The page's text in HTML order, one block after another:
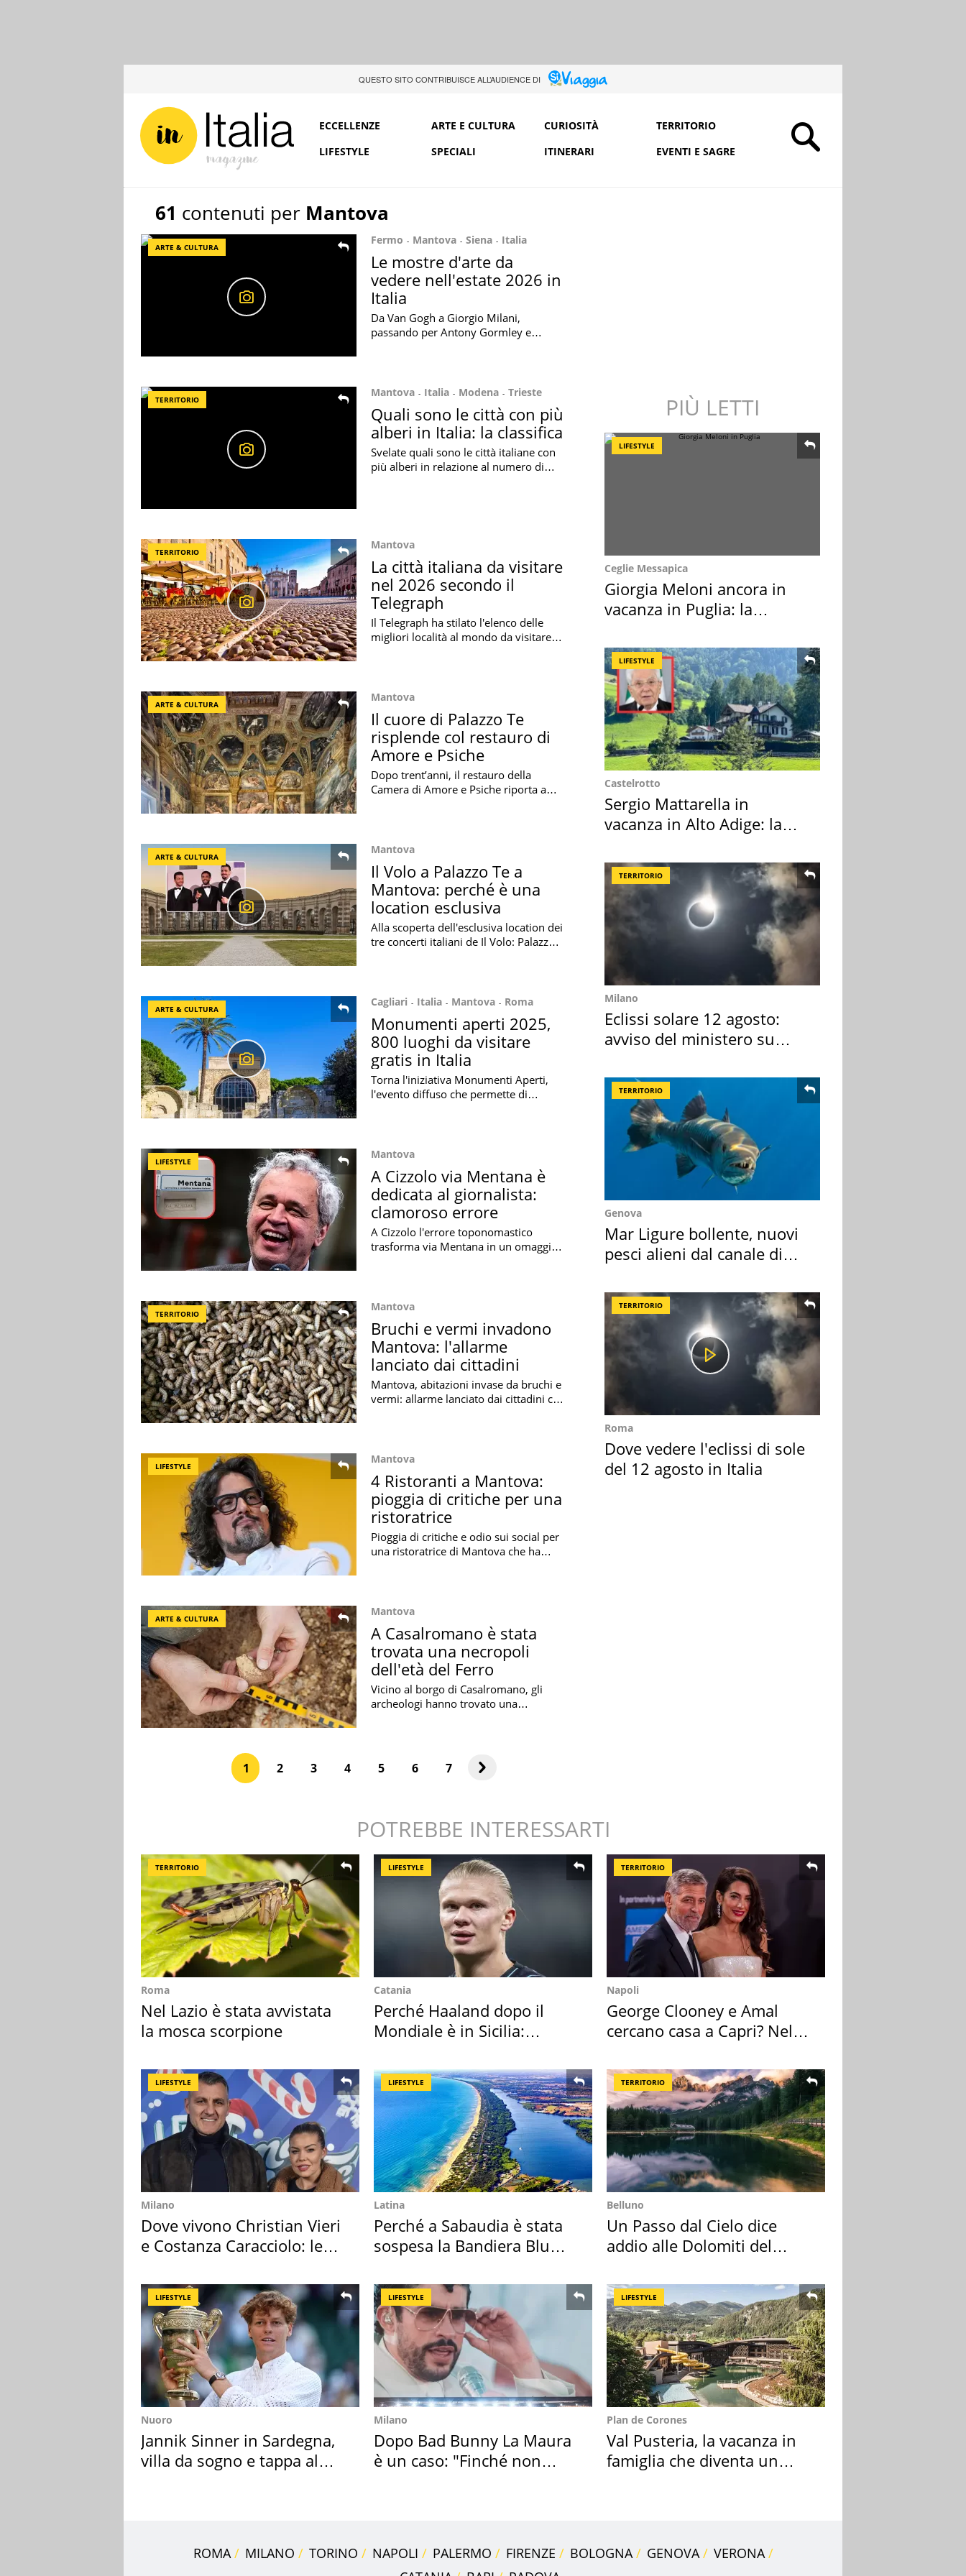
QUESTO SITO CONTRIBUISCE ALL’AUDIENCE DI
ECCELLENZE ARTE E CULTURA CURIOSITÀ
TERRITORIO
LIFESTYLE
SPECIALI ITINERARI EVENTI E SAGRE
61 contenuti per Mantova
ARTE & CULTURA
Fermo Mantova Siena Italia
Le mostre d'arte da
vedere nell'estate 2026 in
Italia
Da Van Gogh a Giorgio Milani,
passando per Antony Gormley e
TERRITORIO
Mantova Italia Modena Trieste
Quali sono le città con più
alberi in Italia: la classifica
Svelate quali sono le città italiane con
più alberi in relazione al numero di
TERRITORIO
Mantova
La città italiana da visitare
nel 2026 secondo il
Telegraph
Il Telegraph ha stilato l'elenco delle
migliori località al mondo da visitare
ARTE & CULTURA
Mantova
Il cuore di Palazzo Te
risplende col restauro di
Amore e Psiche
Dopo trent’anni, il restauro della
Camera di Amore e Psiche riporta a
ARTE & CULTURA
Mantova
Il Volo a Palazzo Te a
Mantova: perché è una
location esclusiva
Alla scoperta dell'esclusiva location dei
tre concerti italiani de Il Volo: Palazzo
ARTE & CULTURA
Cagliari Italia Mantova Roma
Monumenti aperti 2025,
800 luoghi da visitare
gratis in Italia
Torna l'iniziativa Monumenti Aperti,
l'evento diffuso che permette di
LIFESTYLE
Mantova
A Cizzolo via Mentana è
dedicata al giornalista:
clamoroso errore
A Cizzolo l'errore toponomastico
trasforma via Mentana in un omaggio
TERRITORIO
Mantova
Bruchi e vermi invadono
Mantova: l'allarme
lanciato dai cittadini
Mantova, abitazioni invase da bruchi e
vermi: allarme lanciato dai cittadini che
LIFESTYLE
Mantova
4 Ristoranti a Mantova:
pioggia di critiche per una
ristoratrice
Pioggia di critiche e odio sui social per
una ristoratrice di Mantova che ha
ARTE & CULTURA
Mantova
A Casalromano è stata
trovata una necropoli
dell'età del Ferro
Vicino al borgo di Casalromano, gli
archeologi hanno trovato una
1 2 3 4 5 6 7
PIÙ LETTI
LIFESTYLE
Ceglie Messapica
Giorgia Meloni ancora in
vacanza in Puglia: la
LIFESTYLE
Castelrotto
Sergio Mattarella in
vacanza in Alto Adige: la
TERRITORIO
Milano
Eclissi solare 12 agosto:
avviso del ministero su
TERRITORIO
Genova
Mar Ligure bollente, nuovi
pesci alieni dal canale di
TERRITORIO
Roma
Dove vedere l'eclissi di sole
del 12 agosto in Italia
POTREBBE INTERESSARTI
TERRITORIO
Roma
Nel Lazio è stata avvistata
la mosca scorpione
LIFESTYLE
Catania
Perché Haaland dopo il
Mondiale è in Sicilia:
TERRITORIO
Napoli
George Clooney e Amal
cercano casa a Capri? Nel
LIFESTYLE
Milano
Dove vivono Christian Vieri
e Costanza Caracciolo: le
LIFESTYLE
Latina
Perché a Sabaudia è stata
sospesa la Bandiera Blu
TERRITORIO
Belluno
Un Passo dal Cielo dice
addio alle Dolomiti del
LIFESTYLE
Nuoro
Jannik Sinner in Sardegna,
villa da sogno e tappa al
LIFESTYLE
Milano
Dopo Bad Bunny La Maura
è un caso: "Finché non
LIFESTYLE
Plan de Corones
Val Pusteria, la vacanza in
famiglia che diventa un
ROMA MILANO TORINO NAPOLI PALERMO FIRENZE BOLOGNA GENOVA
VERONA